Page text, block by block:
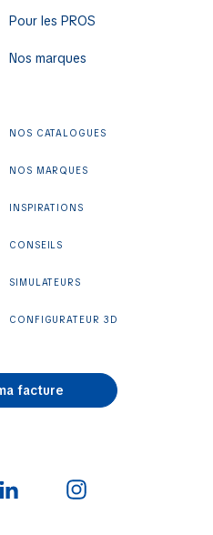
Pour les PROS
Nos marques
NOS CATALOGUES
NOS MARQUES
INSPIRATIONS
CONSEILS
SIMULATEURS
CONFIGURATEUR 3D
facture